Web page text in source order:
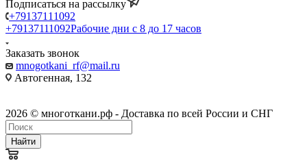
Подписаться на рассылку
+79137111092
+79137111092Рабочие дни с 8 до 17 часов
Заказать звонок
mnogotkani_rf@mail.ru
Автогенная, 132
2026 © многоткани.рф - Доставка по всей России и СНГ
Найти